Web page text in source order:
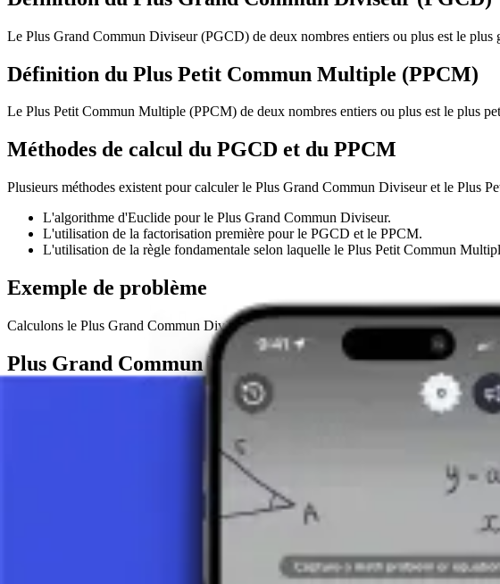
Le Plus Grand Commun Diviseur (PGCD) de deux nombres entiers ou plus est le plus
Définition du Plus Petit Commun Multiple (PPCM)
Le Plus Petit Commun Multiple (PPCM) de deux nombres entiers ou plus est le plus
Méthodes de calcul du PGCD et du PPCM
Plusieurs méthodes existent pour calculer le Plus Grand Commun Diviseur et le Plus
L'algorithme d'Euclide pour le Plus Grand Commun Diviseur.
L'utilisation de la factorisation première pour le PGCD et le PPCM.
L'utilisation de la règle fondamentale selon laquelle le Plus Petit Commun
Exemple de problème
Calculons le Plus Grand Commun Diviseur (PGCD) et le Plus Petit Commun Multiple
Plus Grand Commun Diviseur (PGCD)
D'abord, nous trouvons la factorisation première des nombres :
Les facteurs premiers communs sont 2 et 3. Le Plus Grand Commun Diviseur est le